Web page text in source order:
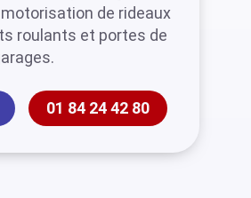
de rideaux
roulants et portes de
01 84 24 42 80